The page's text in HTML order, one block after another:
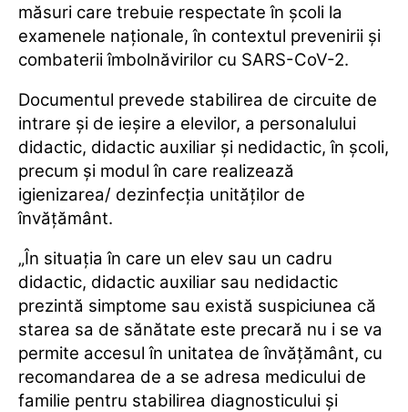
măsuri care trebuie respectate în şcoli la
examenele naţionale, în contextul prevenirii şi
combaterii îmbolnăvirilor cu SARS-CoV-2.
Documentul prevede stabilirea de circuite de
intrare şi de ieşire a elevilor, a personalului
didactic, didactic auxiliar şi nedidactic, în şcoli,
precum şi modul în care realizează
igienizarea/ dezinfecţia unităţilor de
învăţământ.
„În situaţia în care un elev sau un cadru
didactic, didactic auxiliar sau nedidactic
prezintă simptome sau există suspiciunea că
starea sa de sănătate este precară nu i se va
permite accesul în unitatea de învăţământ, cu
recomandarea de a se adresa medicului de
familie pentru stabilirea diagnosticului şi